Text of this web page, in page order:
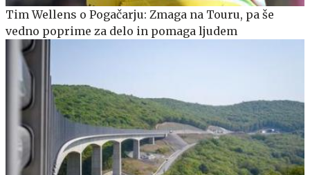
Tim Wellens o Pogačarju: Zmaga na Touru, pa še
vedno poprime za delo in pomaga ljudem